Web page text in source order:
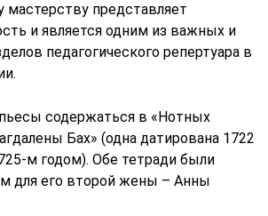
мастерству представляет
и является одним из важных и
педагогического репертуара в
содержаться в «Нотных
Бах» (одна датирована 1722
м годом). Обе тетради были
для его второй жены – Анны